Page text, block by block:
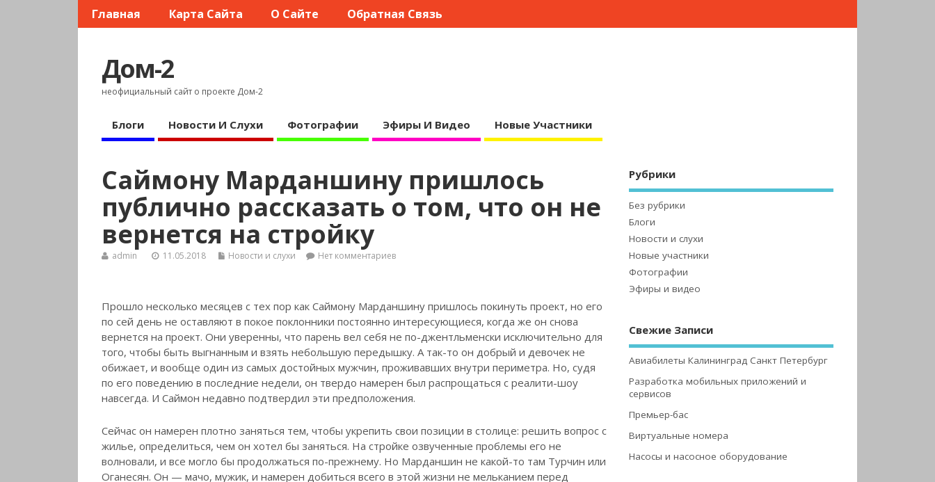
Главная Карта Сайта О Сайте Обратная Связь
Дом-2
неофициальный сайт о проекте Дом-2
Блоги Новости И Слухи Фотографии Эфиры И Видео Новые Участники
Саймону Марданшину пришлось
публично рассказать о том, что он не
вернется на стройку
admin 11.05.2018 Новости и слухи Нет комментариев
Прошло несколько месяцев с тех пор как Саймону Марданшину пришлось покинуть проект, но его
по сей день не оставляют в покое поклонники постоянно интересующиеся, когда же он снова
вернется на проект. Они уверенны, что парень вел себя не по-джентльменски исключительно для
того, чтобы быть выгнанным и взять небольшую передышку. А так-то он добрый и девочек не
обижает, и вообще один из самых достойных мужчин, проживавших внутри периметра. Но, судя
по его поведению в последние недели, он твердо намерен был распрощаться с реалити-шоу
навсегда. И Саймон недавно подтвердил эти предположения.
Сейчас он намерен плотно заняться тем, чтобы укрепить свои позиции в столице: решить вопрос с
жилье, определиться, чем он хотел бы заняться. На стройке озвученные проблемы его не
волновали, и все могло бы продолжаться по-прежнему. Но Марданшин не какой-то там Турчин или
Оганесян. Он — мачо, мужик, и намерен добиться всего в этой жизни не мельканием перед
Рубрики
Без рубрики
Блоги
Новости и слухи
Новые участники
Фотографии
Эфиры и видео
Свежие Записи
Авиабилеты Калининград Санкт Петербург
Разработка мобильных приложений и
сервисов
Премьер-бас
Виртуальные номера
Насосы и насосное оборудование